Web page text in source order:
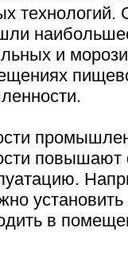
технологий.
и
повышают
установить
в